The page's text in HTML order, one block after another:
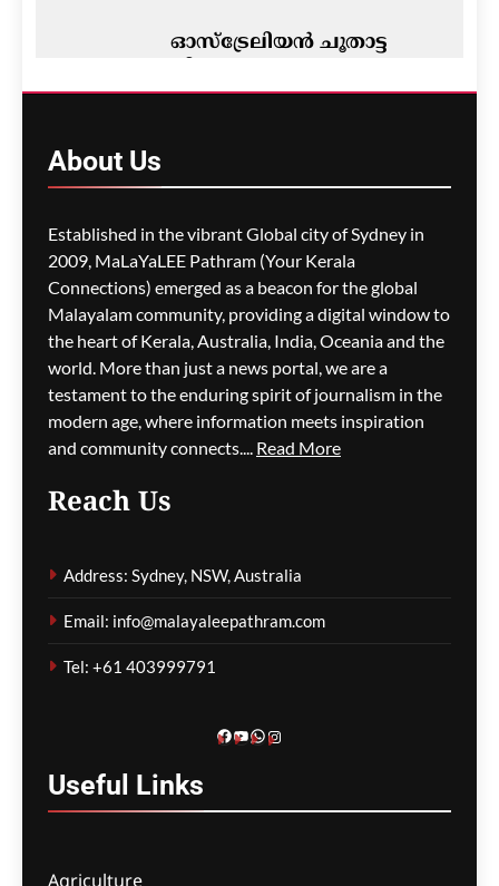
ഓസ്ട്രേലിയൻ ചൂതാട്ട
കാര്യത്തിൽ
ഗീത ദാസ്‌ 1 hour ago 0
സിഡ്നിയിൽ
കടൽത്തീരത്തെ
കാഴ്ചകൾക്കായി 287
മരങ്ങൾ വെട്ടിനശിപ്പിച്ചു;
തോട്ടക്കാരന് വൻ തുക
പിഴ
ഗീത ദാസ്‌ 1 hour ago
പെട്ടിയിലാക്കിയ നിലയിൽ
സ്ത്രീയുടെ മൃതദേഹം
കണ്ടെത്തി
ഗീത ദാസ്‌
About Us
Established in the vibrant Global city of Sydney in
2009, MaLaYaLEE Pathram (Your Kerala
Connections) emerged as a beacon for the global
Malayalam community, providing a digital window to
the heart of Kerala, Australia, India, Oceania and the
world. More than just a news portal, we are a
testament to the enduring spirit of journalism in the
modern age, where information meets inspiration
and community connects.... Read More
Reach Us
Address: Sydney, NSW, Australia
Email: info@malayaleepathram.com
Tel: +61 403999791
Facebook
YouTube
WhatsApp
Instagram
Useful Links